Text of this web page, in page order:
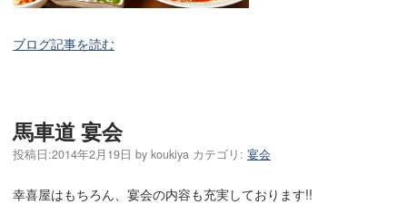
ブログ記事を読む
馬車道 宴会
投稿日:2014年2月19日 by koukiya カテゴリ: 宴会
幸喜屋はもちろん、宴会の内容も充実しております!!